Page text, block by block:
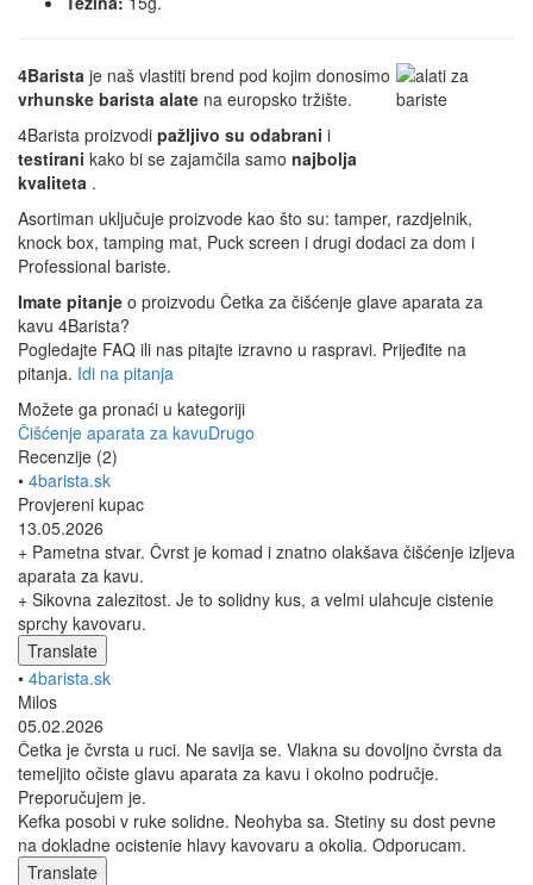
4Barista je naš vlastiti brend pod kojim donosimo
vrhunske barista alate na europsko tržište.
4Barista proizvodi pažljivo su odabrani i
testirani kako bi se zajamčila samo najbolja
kvaliteta .
Asortiman uključuje proizvode kao što su: tamper, razdjelnik,
knock box, tamping mat, Puck screen i drugi dodaci za dom i
Professional bariste.
Imate pitanje o proizvodu Četka za čišćenje glave aparata za
kavu 4Barista?
Pogledajte FAQ ili nas pitajte izravno u raspravi. Prijeđite na
pitanja. Idi na pitanja
Možete ga pronaći u kategoriji
Čišćenje aparata za kavuDrugo
Recenzije (2)
• 4barista.sk
Provjereni kupac
13.05.2026
+ Pametna stvar. Čvrst je komad i znatno olakšava čišćenje izljeva
aparata za kavu.
+ Sikovna zalezitost. Je to solidny kus, a velmi ulahcuje cistenie
sprchy kavovaru.
Translate
• 4barista.sk
Milos
05.02.2026
Četka je čvrsta u ruci. Ne savija se. Vlakna su dovoljno čvrsta da
temeljito očiste glavu aparata za kavu i okolno područje.
Preporučujem je.
Kefka posobi v ruke solidne. Neohyba sa. Stetiny su dost pevne
na dokladne ocistenie hlavy kavovaru a okolia. Odporucam.
Translate